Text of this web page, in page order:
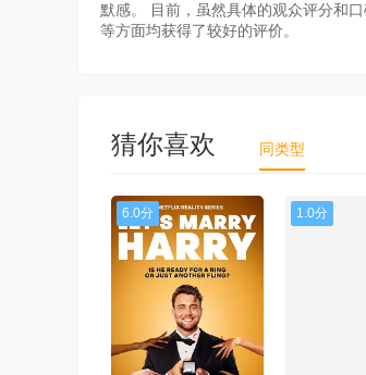
默感。 目前，虽然具体的观众评分和
等方面均获得了较好的评价。
猜你喜欢 同类型
6.0分 1.0分